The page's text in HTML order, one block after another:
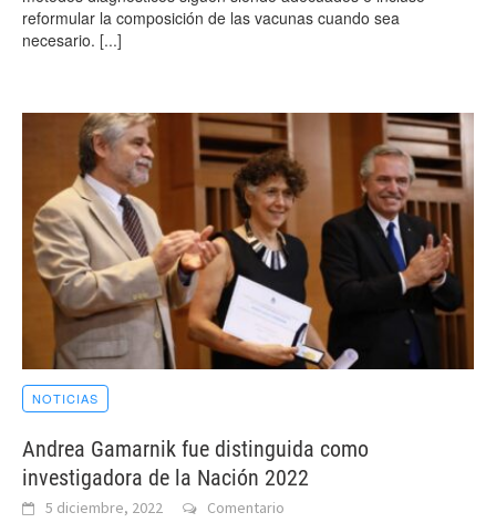
reformular la composición de las vacunas cuando sea
necesario. [...]
NOTICIAS
Andrea Gamarnik fue distinguida como
investigadora de la Nación 2022
5 diciembre, 2022 Comentario